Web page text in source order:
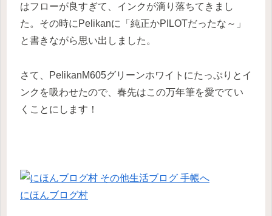
はフローが良すぎて、インクが滴り落ちてきまし
た。その時にPelikanに「純正かPILOTだったな～」
と書きながら思い出しました。
さて、PelikanM605グリーンホワイトにたっぷりとイ
ンクを吸わせたので、春先はこの万年筆を愛でてい
くことにします！
にほんブログ村